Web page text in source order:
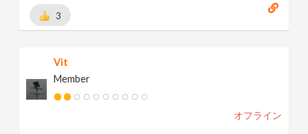
3
Vit
Member
オフライン